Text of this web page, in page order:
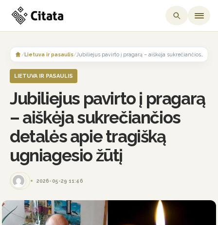
content
/Lietuva ir pasaulis/
LIETUVA IR PASAULIS
Jubiliejus pavirto į pragarą
– aiškėja sukrečiančios
detalės apie tragišką
ugniagesio žūtį
2026-05-29 11:46